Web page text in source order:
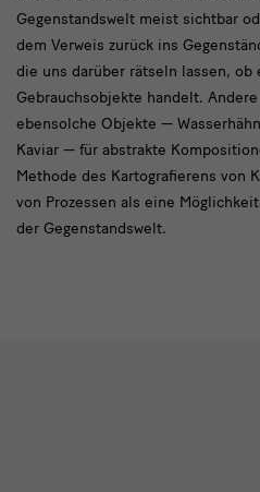
Gegenstandswelt meist sichtbar
dem Verweis zurück ins
die uns darüber rätseln lassen, ob
Gebrauchsobjekte handelt.
ebensolche Objekte —
Kaviar — für abstrakte
Methode des Kartografierens von
von Prozessen als eine
der Gegenstandswelt.